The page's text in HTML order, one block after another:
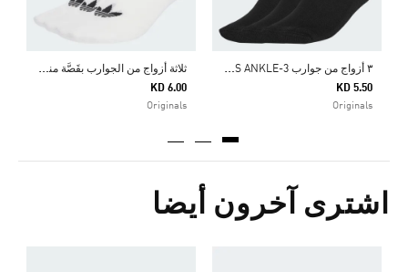
٣
أزواج من جوارب 3-STRIPES ANKLE
KD 5.50
Originals
ث
لاثة أزواج من الجوارب بقَصَّة منخفضة
KD 6.00
Originals
اشترى آخرون أيضا